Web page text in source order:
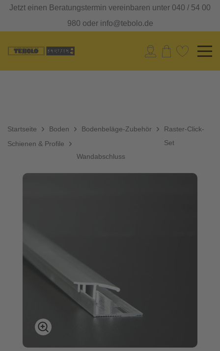
Jetzt einen Beratungstermin vereinbaren unter 040 / 54 00
980 oder info@tebolo.de
Startseite Boden
Bodenbeläge-Zubehör
Schienen & Profile
Raster-Click-
Set
Wandabschluss